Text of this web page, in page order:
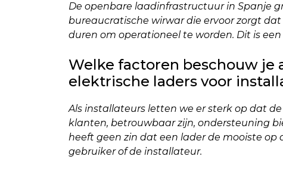
De openbare laadinfrastructuur in Spanje
bureaucratische wirwar die ervoor zorgt
duren om operationeel te worden. Dit is
Welke factoren beschouw je
elektrische laders voor
Als installateurs letten we er sterk op dat
klanten, betrouwbaar zijn, ondersteuning
heeft geen zin dat een lader de mooiste op
gebruiker of de installateur.